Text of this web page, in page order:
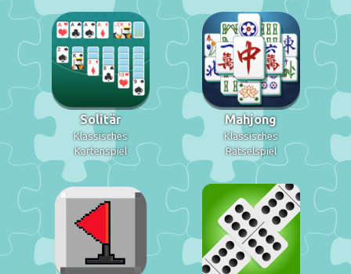
Solitär
Klassisches
Kartenspiel
Mahjong
Klassisches
Rätselspiel